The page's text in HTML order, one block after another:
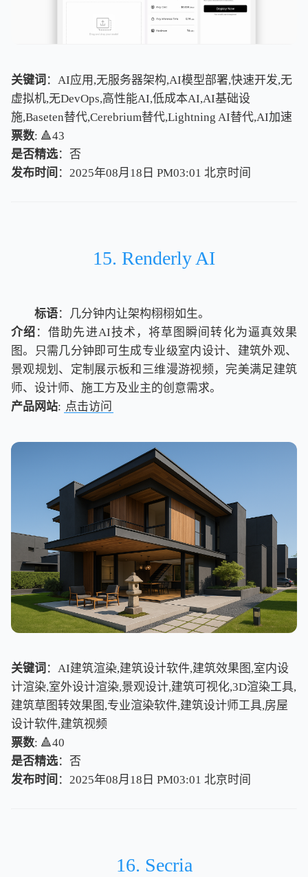
关键词 ：AI应用,无服务器架构,AI模型部署,快速开发,无
虚拟机,无DevOps,高性能AI,低成本AI,AI基础设
施,Baseten替代,Cerebrium替代,Lightning AI替代,AI加速
票数: 🔺43
是否精选：否
发布时间 ：2025年08月18日 PM03:01 北京时间
北京时间
15. Renderly AI
标语：几分钟内让架构栩栩如生。
介绍 ：借助先进AI技术，将草图瞬间转化为逼真效果
图。只需几分钟即可生成专业级室内设计、建筑外观、
景观规划、定制展示板和三维漫游视频，完美满足建筑
师、设计师、施工方及业主的创意需求。
产品网站: 点击访问
关键词 ：AI建筑渲染,建筑设计软件,建筑效果图,室内设
计渲染,室外设计渲染,景观设计,建筑可视化,3D渲染工具,
建筑草图转效果图,专业渲染软件,建筑设计师工具,房屋
设计软件,建筑视频
票数: 🔺40
是否精选：否
发布时间 ：2025年08月18日 PM03:01 北京时间
北京时间
16. Secria